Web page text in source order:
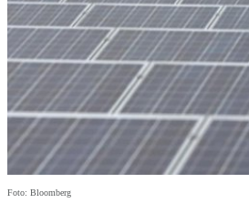
Foto: Bloomberg